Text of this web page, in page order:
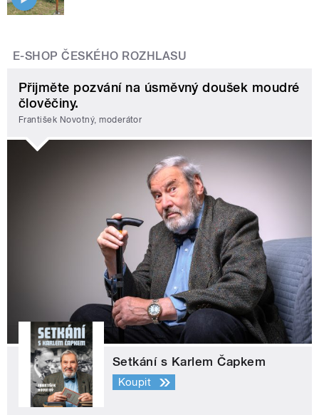
E-SHOP ČESKÉHO ROZHLASU
Přijměte pozvání na úsměvný doušek moudré
člověčiny.
František Novotný, moderátor
Setkání s Karlem Čapkem
Koupit